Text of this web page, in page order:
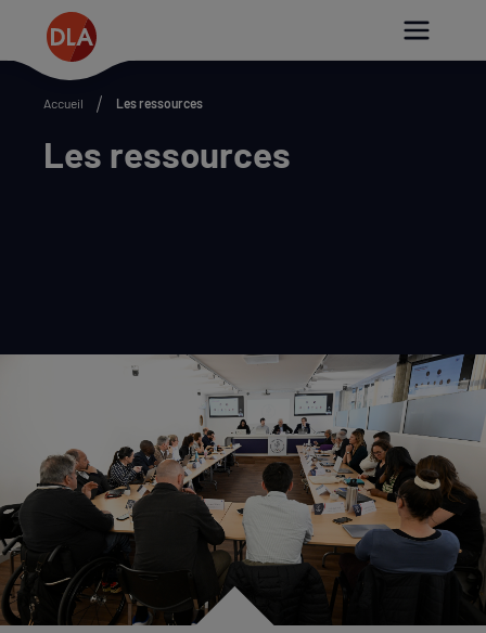
Accueil Les ressources
Les ressources
Paramétrer les cookies